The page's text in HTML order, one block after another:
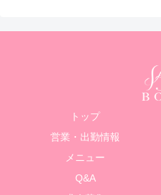
トップ
営業・出勤情報
メニュー
Q&A